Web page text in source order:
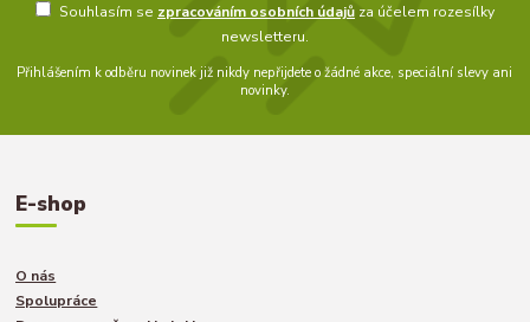
Souhlasím se zpracováním osobních údajůza účelem rozesílky
newsletteru.
Přihlášením k odběru novinek již nikdy nepřijdete o žádné akce, speciální slevy ani
novinky.
E-shop
O nás
Spolupráce